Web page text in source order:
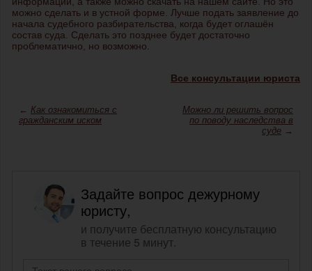
можно сделать и в устной форме. Лучше подать заявление до
начала судебного разбирательства, когда будет оглашён
состав суда. Сделать это позднее будет достаточно
проблематично, но возможно.
Все консультации юриста
← Как ознакомиться с
гражданским иском
Можно ли решить вопрос
по поводу наследства в
суде →
Задайте вопрос дежурному
юристу,
и получите бесплатную консультацию
в течение 5 минут.